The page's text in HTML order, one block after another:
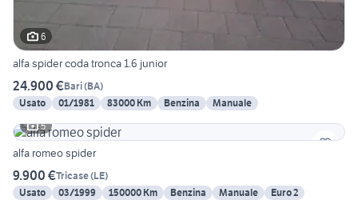
6
alfa spider coda tronca 1.6 junior
24.900 €Bari(BA)
Usato
01/1981 83000 Km Benzina
Manuale
5
alfa romeo spider
9.900 €Tricase(LE)
Usato
03/1999 150000 Km Benzina Manuale Euro 2